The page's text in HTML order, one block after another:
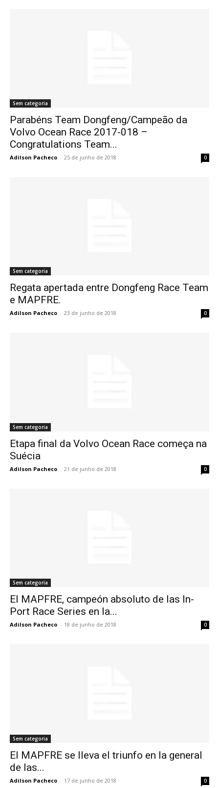
Sem categoria
Parabéns Team Dongfeng/Campeão da
Volvo Ocean Race 2017-018 –
Congratulations Team...
Adilson Pacheco - 25 de junho de 2018 0
Sem categoria
Regata apertada entre Dongfeng Race Team
e MAPFRE.
Adilson Pacheco - 23 de junho de 2018 0
Sem categoria
Etapa final da Volvo Ocean Race começa na
Suécia
Adilson Pacheco - 21 de junho de 2018 0
Sem categoria
El MAPFRE, campeón absoluto de las In-
Port Race Series en la...
Adilson Pacheco - 18 de junho de 2018 0
Sem categoria
El MAPFRE se lleva el triunfo en la general
de las...
Adilson Pacheco - 17 de junho de 2018 0